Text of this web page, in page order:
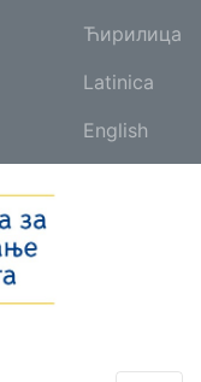
Ћирилица
Latinica
English